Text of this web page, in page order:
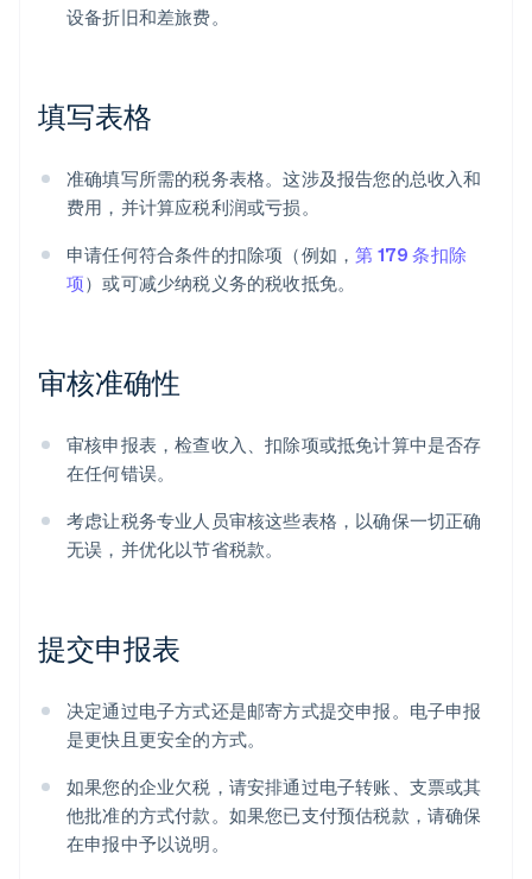
设备折旧和差旅费。
填写表格
准确填写所需的税务表格。这涉及报告您的总收入和
费用，并计算应税利润或亏损。
申请任何符合条件的扣除项（例如，第 179 条扣除
项）或可减少纳税义务的税收抵免。
审核准确性
审核申报表，检查收入、扣除项或抵免计算中是否存
在任何错误。
考虑让税务专业人员审核这些表格，以确保一切正确
无误，并优化以节省税款。
提交申报表
决定通过电子方式还是邮寄方式提交申报。电子申报
是更快且更安全的方式。
如果您的企业欠税，请安排通过电子转账、支票或其
他批准的方式付款。如果您已支付预估税款，请确保
在申报中予以说明。